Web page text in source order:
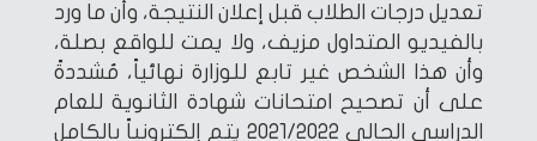
تعديل درجات الطلاب قبل إعلان النتيجة، وأن ما ورد
بالفيديو المتداول مزيف، ولا يمت للواقع بصلة،
وأن هذا الشخص غير تابع للوزارة نهائياً، مُشددةً
على أن تصحيح امتحانات شهادة الثانوية للعام
الدراسي الحالي 2021/2022 يتم إلكترونياً بالكامل